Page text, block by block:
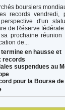
boursiers
records vendredi,
d'un
de Réserve
prochaine réunion
de...
en hausse et
records
suspendues au
pour la Bourse